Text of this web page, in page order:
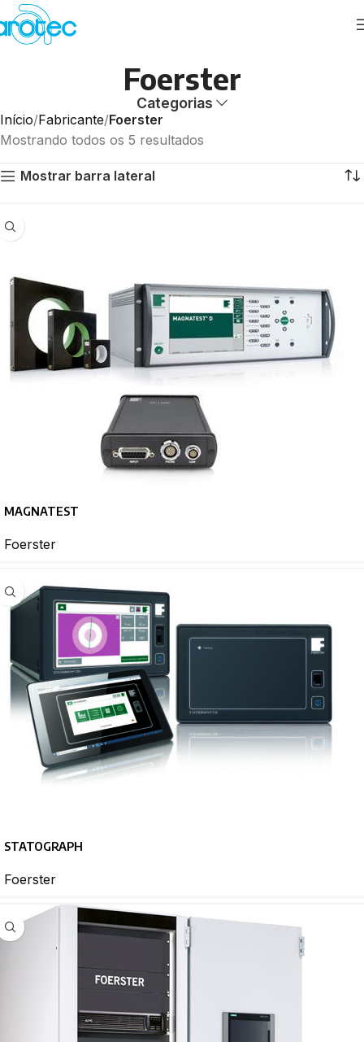
Foerster
Categorias
Início Fabricante Foerster
Mostrando todos os 5 resultados
Mostrar barra lateral
MAGNATEST
Foerster
STATOGRAPH
Foerster